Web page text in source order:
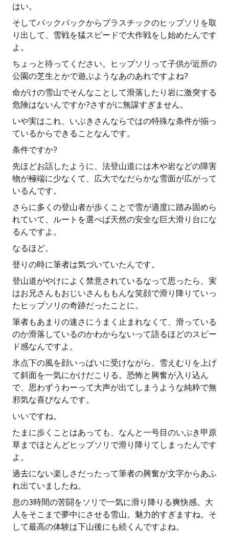
はい。
そしてバックパックからプラスチックのヒップソリを取
り出して、雪戦を猛スピードで大作戦をし始めたんです
よ。
ちょっと待ってください。ヒップソリって子供が近所の
公園の芝生とかで遊ぶようなあのあれですよね?
命がけの雪山でそんなことして滑落したり岩に激突する
危険はないんですか?さすがに無謀すぎません。
いや実はこれ、いぶきさんならではの特殊な条件が揃っ
ているからできることなんです。
条件ですか?
先ほどお話したように、法登山道には木や岩などの障害
物が極端に少なくて、広大でなだらかな雪面が広がって
いるんです。
さらに多くの登山者が歩くことで雪が適度に踏み固めら
れていて、ルートを選べば天然の安全な巨大滑り台にな
るんですよ。
なるほど。
登りの時に筆者は気づいていたんです。
登山道がやけによく禁意されているなって思ったら、実
はお兄さんもおじいさんももんな笑顔で滑り降りていっ
たヒップソリの奇跡だったことに。
筆者もあまりの速さにうまく止まれなくて、滑っている
のか滑落しているのかわからないって語るほどのスピー
ド感なんですよ。
氷点下の風を顔いっぱいに受けながら、雪えむりを上げ
て斜面を一気にかけだこりる。恐怖と興奮が入り込ん
で、思わずうわーって大声が出てしまうような純粋で無
邪気な喜びなんです。
いいですね。
たまに歩くことはあっても、なんと一号目のいぶき甲原
草までほとんどヒップソリで滑り降りてしまったんです
よ。
過去にない楽しさだったって筆者の興奮が文字からあふ
れ出ていましたね。
息の3時間の苦闘をソリで一気に滑り降りる爽快感。大
人をそこまで夢中にさせる雪山。魅力的すぎますね。そ
して最高の体験は下山後にも続くんですよね。